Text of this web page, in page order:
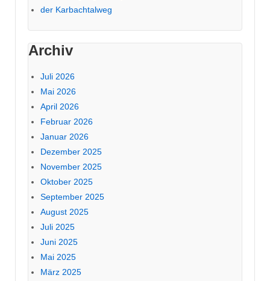
der Karbachtalweg
Archiv
Juli 2026
Mai 2026
April 2026
Februar 2026
Januar 2026
Dezember 2025
November 2025
Oktober 2025
September 2025
August 2025
Juli 2025
Juni 2025
Mai 2025
März 2025